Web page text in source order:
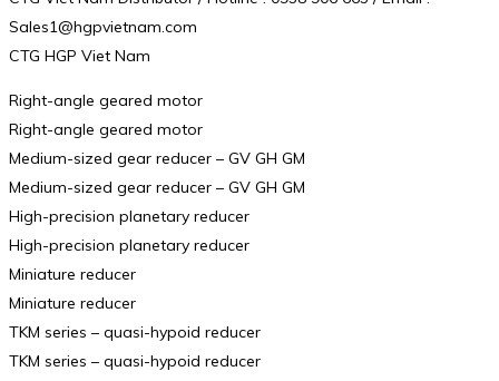
Sales1@hgpvietnam.com
CTG HGP Viet Nam
Right-angle geared motor
Right-angle geared motor
Medium-sized gear reducer – GV GH GM
Medium-sized gear reducer – GV GH GM
High-precision planetary reducer
High-precision planetary reducer
Miniature reducer
Miniature reducer
TKM series – quasi-hypoid reducer
TKM series – quasi-hypoid reducer